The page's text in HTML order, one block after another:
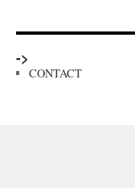
->
CONTACT